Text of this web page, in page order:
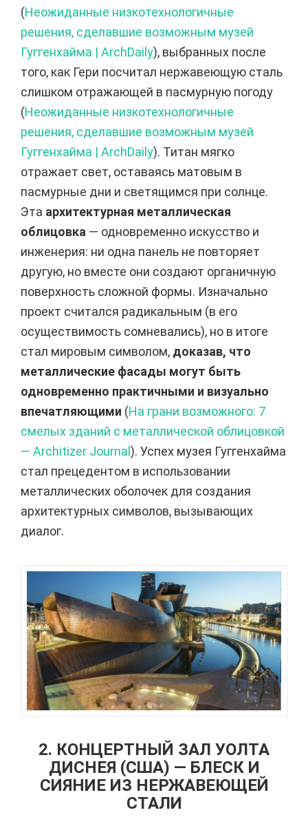
(Неожиданные низкотехнологичные
решения, сделавшие возможным музей
Гуггенхайма | ArchDaily), выбранных после
того, как Гери посчитал нержавеющую сталь
слишком отражающей в пасмурную погоду
(Неожиданные низкотехнологичные
решения, сделавшие возможным музей
Гуггенхайма | ArchDaily). Титан мягко
отражает свет, оставаясь матовым в
пасмурные дни и светящимся при солнце.
Эта архитектурная металлическая
облицовка — одновременно искусство и
инженерия: ни одна панель не повторяет
другую, но вместе они создают органичную
поверхность сложной формы. Изначально
проект считался радикальным (в его
осуществимость сомневались), но в итоге
стал мировым символом, доказав, что
металлические фасады могут быть
одновременно практичными и визуально
впечатляющими (На грани возможного: 7
смелых зданий с металлической облицовкой
— Architizer Journal ). Успех музея Гуггенхайма
стал прецедентом в использовании
металлических оболочек для создания
архитектурных символов, вызывающих
диалог.
2. КОНЦЕРТНЫЙ ЗАЛ УОЛТА
ДИСНЕЯ (США) — БЛЕСК И
СИЯНИЕ ИЗ НЕРЖАВЕЮЩЕЙ
СТАЛИ